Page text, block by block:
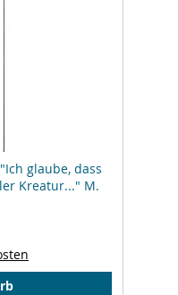
glaube, dass
Kreatur..." M.